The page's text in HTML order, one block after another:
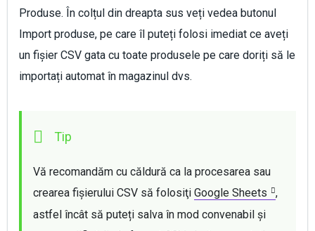
Produse. În colțul din dreapta sus veți vedea butonul
Import produse, pe care îl puteți folosi imediat ce aveți
un fișier CSV gata cu toate produsele pe care doriți să le
importați automat în magazinul dvs.
Vă recomandăm cu căldură ca la procesarea sau
crearea fișierului CSV să folosiţi Google Sheets
,
astfel încât să puteți salva în mod convenabil și